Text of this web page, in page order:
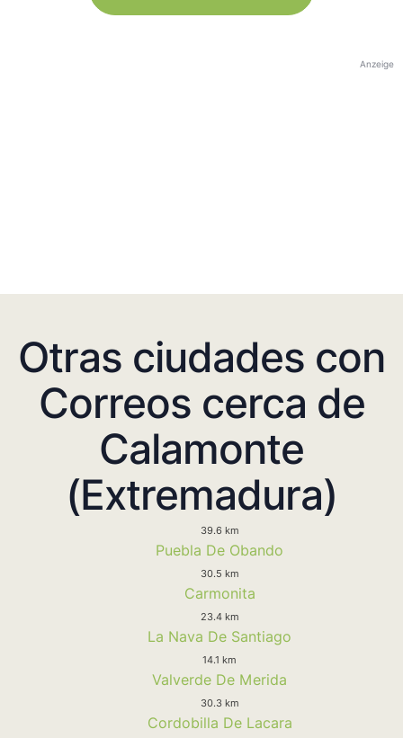
Anzeige
Otras ciudades con
Correos cerca de
Calamonte
(Extremadura)
39.6 km
Puebla De Obando
30.5 km
Carmonita
23.4 km
La Nava De Santiago
14.1 km
Valverde De Merida
30.3 km
Cordobilla De Lacara